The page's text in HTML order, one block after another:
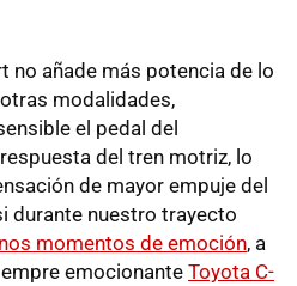
no añade más potencia de lo
modalidades,
el pedal del
del tren motriz, lo
de mayor empuje del
durante nuestro trayecto
momentos de emoción, a
emocionante Toyota C-